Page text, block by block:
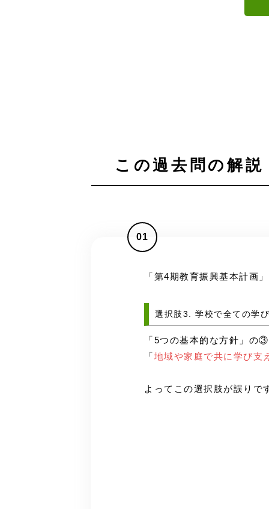
この過去問の解
01
「第4期教育振興基本計画
選択肢3. 学校で全ての学
「5つの基本的な方針」の
「地域や家庭で共に学び支
よってこの選択肢が誤りで